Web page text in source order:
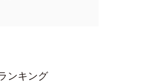
ンキング